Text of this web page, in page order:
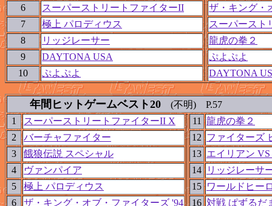
6
スーパーストリートファイターII
ザ・キング・
7
極上 パロディウス
スーパースト
8
リッジレーサー
龍虎の拳２
9
DAYTONA USA
ぷよぷよ
10
ぷよぷよ DAYTONA
年間ヒットゲームベスト20 (不明) P.57
1
スーパーストリートファイターII X 11
龍虎の拳２
2
バーチャファイター 12 ファイターズ
3
餓狼伝説 スペシャル 13 エイリアン
4
ヴァンパイア 14
リッジレーサ
5
極上 パロディウス 15 ワールドヒー
6
ザ・キング・オブ・ファイターズ '94 16 対戦 ぱずるだ